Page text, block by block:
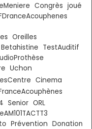
Congrès joué
Oreilles
Betahistine TestAuditif
Uchon
Cinema
Senior ORL
Prévention Donation